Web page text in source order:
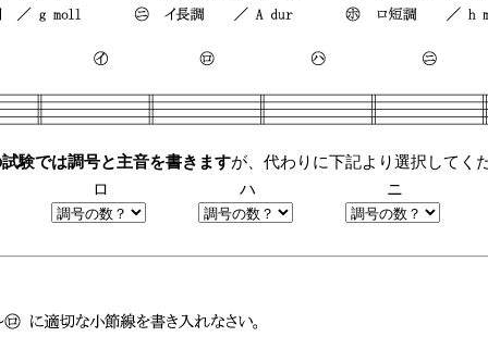
験では調号と主音を書きますが、代わりに下記より選択してく
ロ
ハ ニ